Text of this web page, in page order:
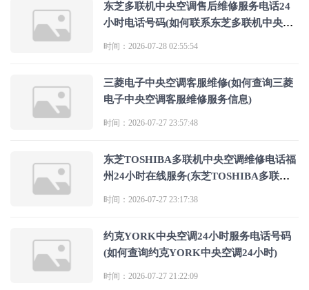
东芝多联机中央空调售后维修服务电话24
小时电话号码(如何联系东芝多联机中央空
时间：2026-07-28 02:55:54
三菱电子中央空调客服维修(如何查询三菱
电子中央空调客服维修服务信息)
时间：2026-07-27 23:57:48
东芝TOSHIBA多联机中央空调维修电话福
州24小时在线服务(东芝TOSHIBA多联机
时间：2026-07-27 23:17:38
约克YORK中央空调24小时服务电话号码
(如何查询约克YORK中央空调24小时)
时间：2026-07-27 21:22:09